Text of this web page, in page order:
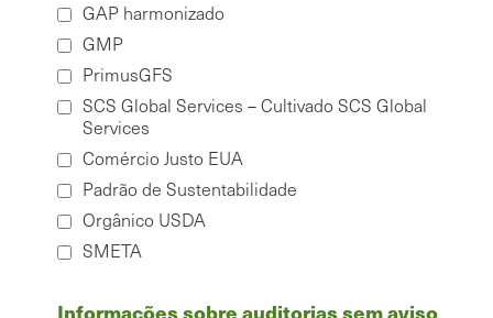
GAP harmonizado
GMP
PrimusGFS
SCS Global Services – Cultivado SCS Global
Services
Comércio Justo EUA
Padrão de Sustentabilidade
Orgânico USDA
SMETA
Informações sobre auditorias sem aviso